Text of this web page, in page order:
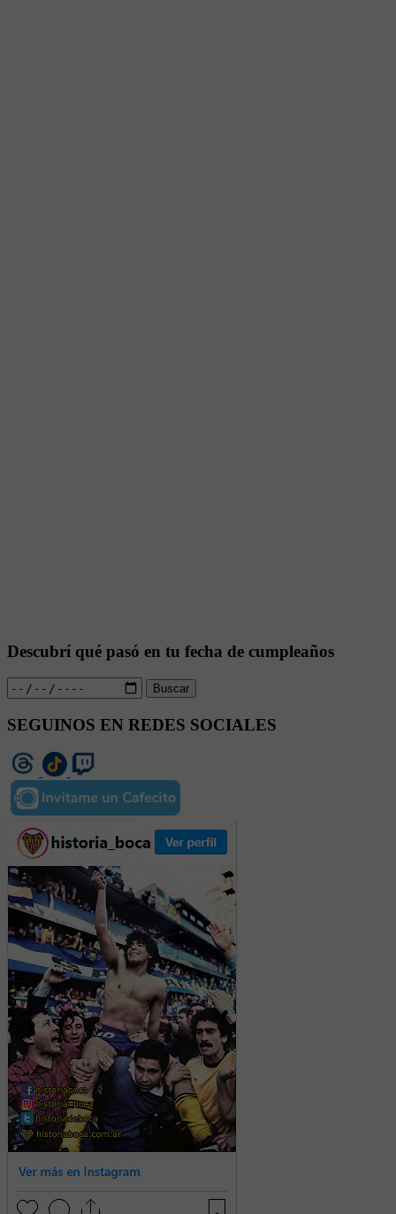
Descubrí qué pasó en tu fecha de cumpleaños
Buscar
SEGUINOS EN REDES SOCIALES